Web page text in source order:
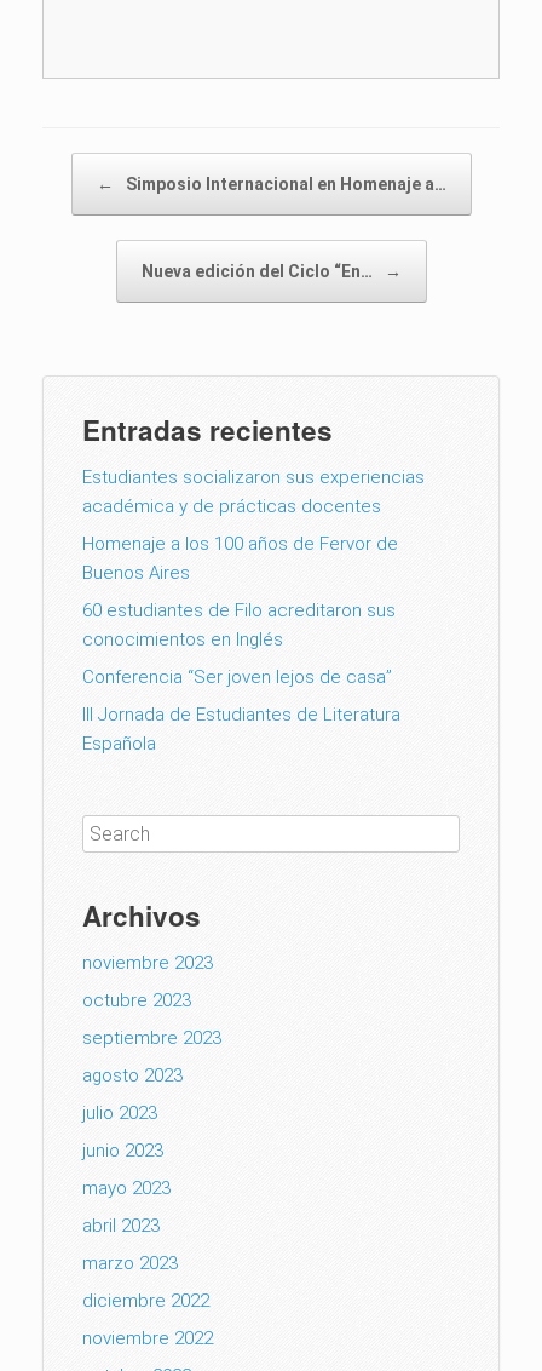
← Simposio Internacional en Homenaje a…
Nueva edición del Ciclo “En… →
Entradas recientes
Estudiantes socializaron sus experiencias
académica y de prácticas docentes
Homenaje a los 100 años de Fervor de
Buenos Aires
60 estudiantes de Filo acreditaron sus
conocimientos en Inglés
Conferencia “Ser joven lejos de casa”
III Jornada de Estudiantes de Literatura
Española
Archivos
noviembre 2023
octubre 2023
septiembre 2023
agosto 2023
julio 2023
junio 2023
mayo 2023
abril 2023
marzo 2023
diciembre 2022
noviembre 2022